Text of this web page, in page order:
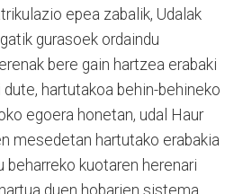
epea zabalik, Udalak
gurasoek ordaindu
bere gain hartzea erabaki
hartutakoa behin-behineko
egoera honetan, udal Haur
mesedetan hartutako erabakia
beharreko kuotaren herenari